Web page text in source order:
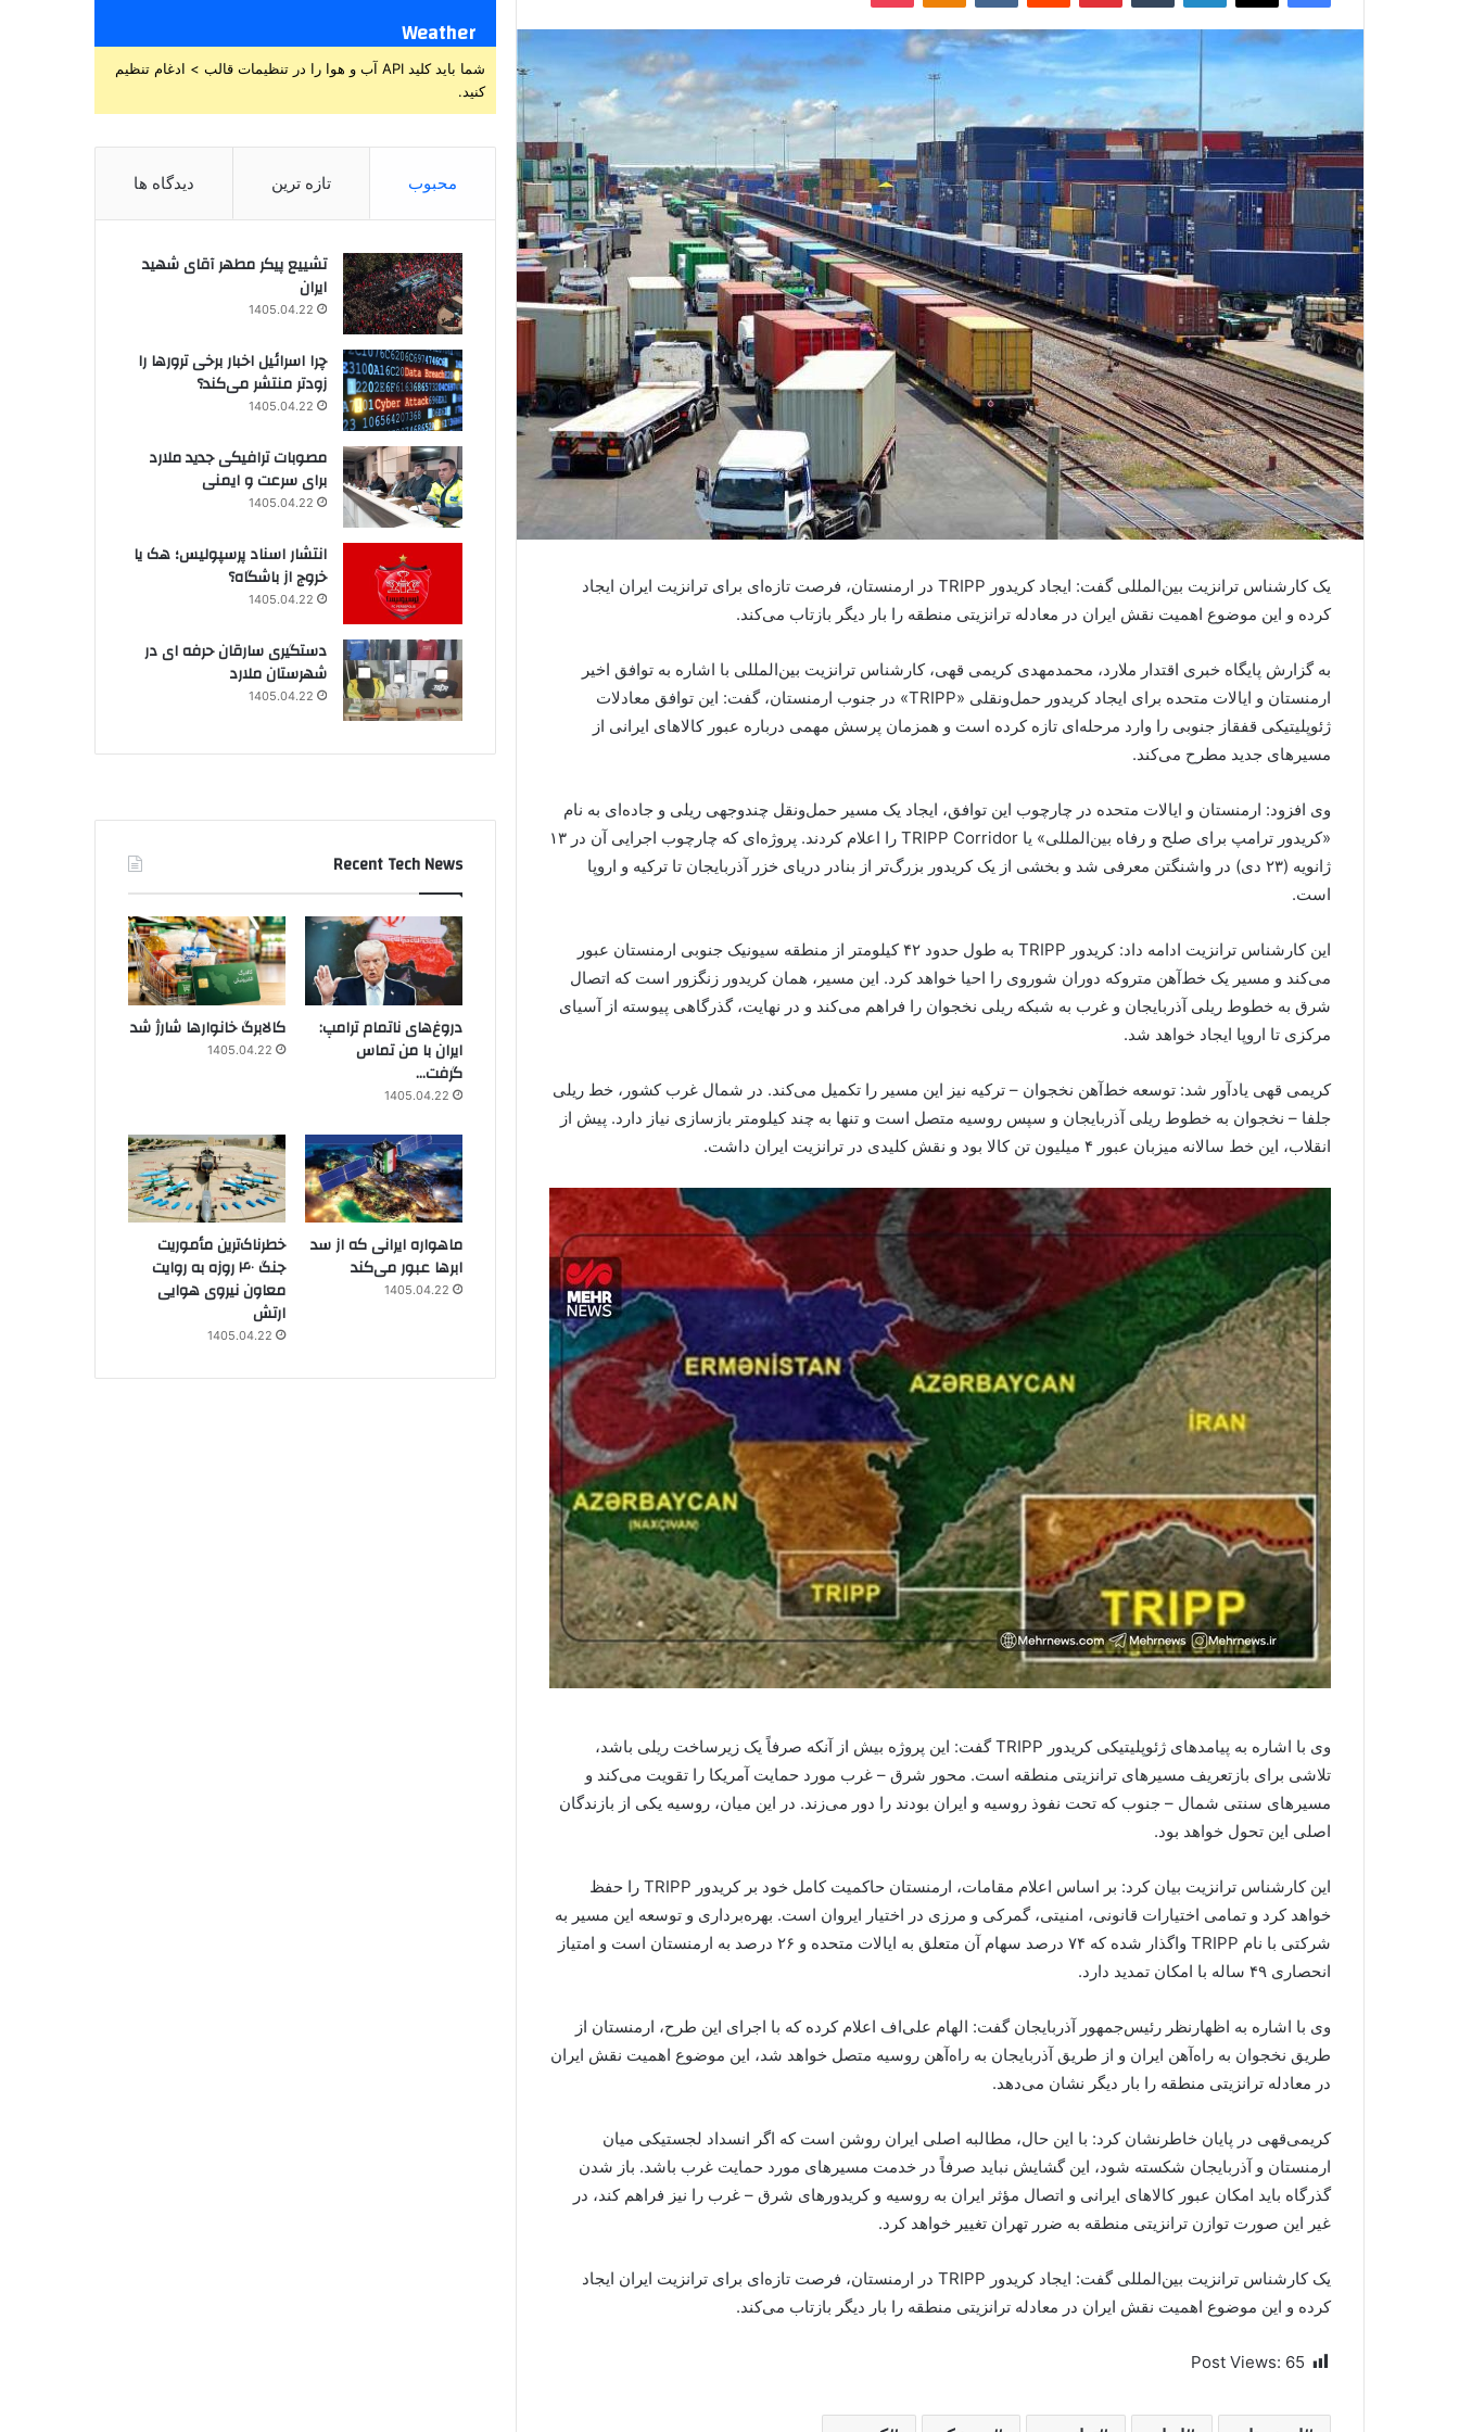
یک کارشناس ترانزیت بین‌المللی گفت: ایجاد کریدور TRIPP در ارمنستان، فرصت تازه‌ای برای ترانزیت ایران ایجاد
کرده و این موضوع اهمیت نقش ایران در معادله ترانزیتی منطقه را بار دیگر بازتاب می‌کند.
به گزارش پایگاه خبری اقتدار ملارد، محمدمهدی کریمی قهی، کارشناس ترانزیت بین‌المللی با اشاره به توافق اخیر
ارمنستان و ایالات متحده برای ایجاد کریدور حمل‌ونقلی «TRIPP» در جنوب ارمنستان، گفت: این توافق معادلات
ژئوپلیتیکی قفقاز جنوبی را وارد مرحله‌ای تازه کرده است و همزمان پرسش مهمی درباره عبور کالاهای ایرانی از
مسیرهای جدید مطرح می‌کند.
وی افزود: ارمنستان و ایالات متحده در چارچوب این توافق، ایجاد یک مسیر حمل‌ونقل چندوجهی ریلی و جاده‌ای به نام
«کریدور ترامپ برای صلح و رفاه بین‌المللی» یا TRIPP Corridor را اعلام کردند. پروژه‌ای که چارچوب اجرایی آن در ۱۳
ژانویه (۲۳ دی) در واشنگتن معرفی شد و بخشی از یک کریدور بزرگ‌تر از بنادر دریای خزر آذربایجان تا ترکیه و اروپا
است.
این کارشناس ترانزیت ادامه داد: کریدور TRIPP به طول حدود ۴۲ کیلومتر از منطقه سیونیک جنوبی ارمنستان عبور
می‌کند و مسیر یک خط‌آهن متروکه دوران شوروی را احیا خواهد کرد. این مسیر، همان کریدور زنگزور است که اتصال
شرق به خطوط ریلی آذربایجان و غرب به شبکه ریلی نخجوان را فراهم می‌کند و در نهایت، گذرگاهی پیوسته از آسیای
مرکزی تا اروپا ایجاد خواهد شد.
کریمی قهی یادآور شد: توسعه خط‌آهن نخجوان – ترکیه نیز این مسیر را تکمیل می‌کند. در شمال غرب کشور، خط ریلی
جلفا – نخجوان به خطوط ریلی آذربایجان و سپس روسیه متصل است و تنها به چند کیلومتر بازسازی نیاز دارد. پیش از
انقلاب، این خط سالانه میزبان عبور ۴ میلیون تن کالا بود و نقش کلیدی در ترانزیت ایران داشت.
وی با اشاره به پیامدهای ژئوپلیتیکی کریدور TRIPP گفت: این پروژه بیش از آنکه صرفاً یک زیرساخت ریلی باشد،
تلاشی برای بازتعریف مسیرهای ترانزیتی منطقه است. محور شرق – غرب مورد حمایت آمریکا را تقویت می‌کند و
مسیرهای سنتی شمال – جنوب که تحت نفوذ روسیه و ایران بودند را دور می‌زند. در این میان، روسیه یکی از بازندگان
اصلی این تحول خواهد بود.
این کارشناس ترانزیت بیان کرد: بر اساس اعلام مقامات، ارمنستان حاکمیت کامل خود بر کریدور TRIPP را حفظ
خواهد کرد و تمامی اختیارات قانونی، امنیتی، گمرکی و مرزی در اختیار ایروان است. بهره‌برداری و توسعه این مسیر به
شرکتی با نام TRIPP واگذار شده که ۷۴ درصد سهام آن متعلق به ایالات متحده و ۲۶ درصد به ارمنستان است و امتیاز
انحصاری ۴۹ ساله با امکان تمدید دارد.
وی با اشاره به اظهارنظر رئیس‌جمهور آذربایجان گفت: الهام علی‌اف اعلام کرده که با اجرای این طرح، ارمنستان از
طریق نخجوان به راه‌آهن ایران و از طریق آذربایجان به راه‌آهن روسیه متصل خواهد شد، این موضوع اهمیت نقش ایران
در معادله ترانزیتی منطقه را بار دیگر نشان می‌دهد.
کریمی‌قهی در پایان خاطرنشان کرد: با این حال، مطالبه اصلی ایران روشن است که اگر انسداد لجستیکی میان
ارمنستان و آذربایجان شکسته شود، این گشایش نباید صرفاً در خدمت مسیرهای مورد حمایت غرب باشد. باز شدن
گذرگاه باید امکان عبور کالاهای ایرانی و اتصال مؤثر ایران به روسیه و کریدورهای شرق – غرب را نیز فراهم کند، در
غیر این صورت توازن ترانزیتی منطقه به ضرر تهران تغییر خواهد کرد.
یک کارشناس ترانزیت بین‌المللی گفت: ایجاد کریدور TRIPP در ارمنستان، فرصت تازه‌ای برای ترانزیت ایران ایجاد
کرده و این موضوع اهمیت نقش ایران در معادله ترانزیتی منطقه را بار دیگر بازتاب می‌کند.
Post Views: 65
Weather
شما باید کلید API آب و هوا را در تنظیمات قالب > ادغام تنظیم
کنید.
محبوب تازه ترین دیدگاه ها
تشییع پیکر مطهر آقای شهید
ایران
1405.04.22
چرا اسرائیل اخبار برخی ترورها را
زودتر منتشر می‌کند؟
1405.04.22
مصوبات ترافیکی جدید ملارد
برای سرعت و ایمنی
1405.04.22
انتشار اسناد پرسپولیس؛ هک یا
خروج از باشگاه؟
1405.04.22
دستگیری سارقان حرفه ای در
شهرستان ملارد
1405.04.22
Recent Tech News
دروغ‌های ناتمام ترامپ:
ایران با من تماس
گرفت…
1405.04.22
کالابرگ خانوارها شارژ شد
1405.04.22
ماهواره ایرانی که از سد
ابرها عبور می‌کند
1405.04.22
خطرناک‌ترین مأموریت
جنگ ۴۰ روزه به روایت
معاون نیروی هوایی
ارتش
1405.04.22